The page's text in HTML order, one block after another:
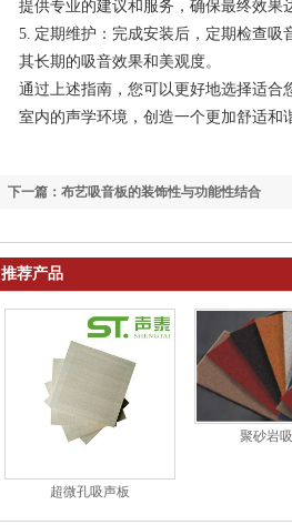
提供专业的建议和服务，确保最终效果
5. 定期维护：完成安装后，定期检查
其长期的吸音效果和美观度。
通过上述指南，您可以更好地选择适合
室内的声学环境，创造一个更加舒适和
下一篇：布艺吸音板的装饰性与功能性结合
推荐产品
超微孔吸声板
聚砂岩